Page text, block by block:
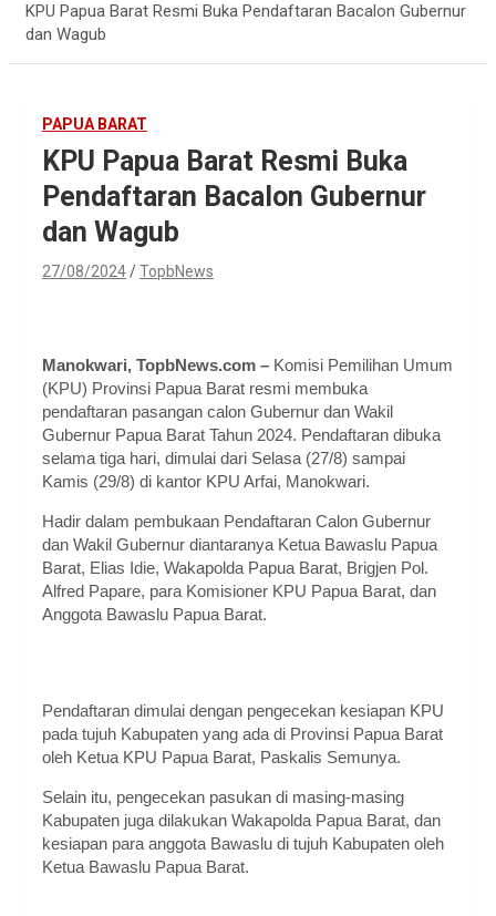
KPU Papua Barat Resmi Buka Pendaftaran Bacalon Gubernur
dan Wagub
PAPUA BARAT
KPU Papua Barat Resmi Buka
Pendaftaran Bacalon Gubernur
dan Wagub
27/08/2024 TopbNews
Manokwari, TopbNews.com – Komisi Pemilihan Umum
(KPU) Provinsi Papua Barat resmi membuka
pendaftaran pasangan calon Gubernur dan Wakil
Gubernur Papua Barat Tahun 2024. Pendaftaran dibuka
selama tiga hari, dimulai dari Selasa (27/8) sampai
Kamis (29/8) di kantor KPU Arfai, Manokwari.
Hadir dalam pembukaan Pendaftaran Calon Gubernur
dan Wakil Gubernur diantaranya Ketua Bawaslu Papua
Barat, Elias Idie, Wakapolda Papua Barat, Brigjen Pol.
Alfred Papare, para Komisioner KPU Papua Barat, dan
Anggota Bawaslu Papua Barat.
Pendaftaran dimulai dengan pengecekan kesiapan KPU
pada tujuh Kabupaten yang ada di Provinsi Papua Barat
oleh Ketua KPU Papua Barat, Paskalis Semunya.
Selain itu, pengecekan pasukan di masing-masing
Kabupaten juga dilakukan Wakapolda Papua Barat, dan
kesiapan para anggota Bawaslu di tujuh Kabupaten oleh
Ketua Bawaslu Papua Barat.